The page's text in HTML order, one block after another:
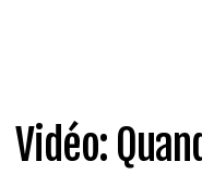
Vidéo: